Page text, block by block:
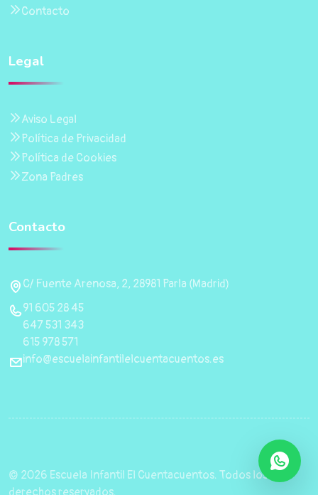
Contacto
Legal
Aviso Legal
Política de Privacidad
Política de Cookies
Zona Padres
Contacto
C/ Fuente Arenosa, 2, 28981 Parla (Madrid)
91 605 28 45
647 531 343
615 978 571
info@escuelainfantilelcuentacuentos.es
© 2026 Escuela Infantil El Cuentacuentos. Todos los